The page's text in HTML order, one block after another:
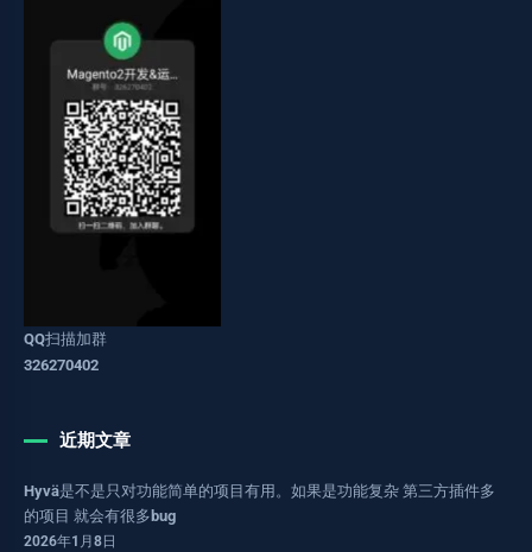
QQ扫描加群
326270402
近期文章
Hyvä是不是只对功能简单的项目有用。如果是功能复杂 第三方插件多
的项目 就会有很多bug
2026年1月8日